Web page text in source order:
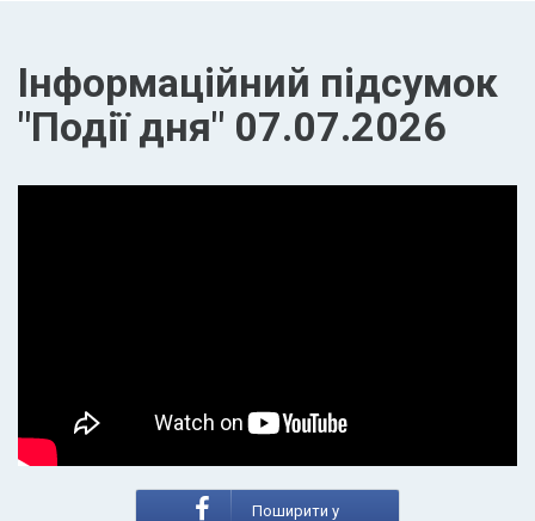
Інформаційний підсумок
"Події дня" 07.07.2026
Поширити у